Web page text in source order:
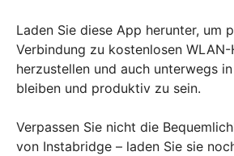
Laden Sie diese App herunter, um
Verbindung zu kostenlosen
herzustellen und auch unterwegs
bleiben und produktiv zu sein.
Verpassen Sie nicht die
von Instabridge – laden Sie sie